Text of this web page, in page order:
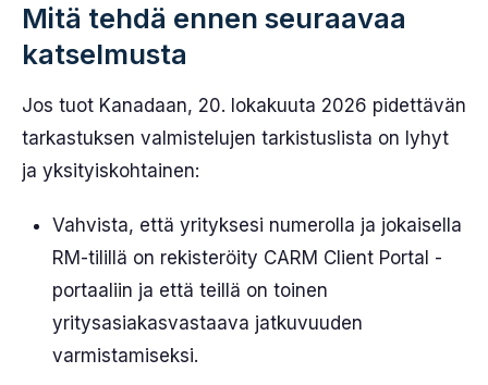
Mitä tehdä ennen seuraavaa
katselmusta
Jos tuot Kanadaan, 20. lokakuuta 2026 pidettävän
tarkastuksen valmistelujen tarkistuslista on lyhyt
ja yksityiskohtainen:
Vahvista, että yrityksesi numerolla ja jokaisella
RM-tilillä on rekisteröity CARM Client Portal -
portaaliin ja että teillä on toinen
yritysasiakasvastaava jatkuvuuden
varmistamiseksi.